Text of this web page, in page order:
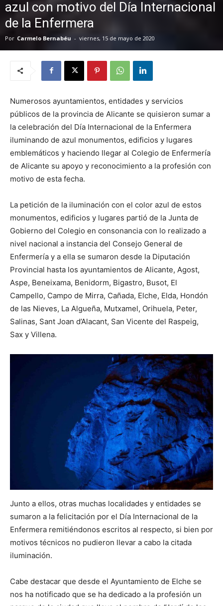
azul con motivo del Día Internacional
de la Enfermera
Por Carmelo Bernabéu - viernes, 15 de mayo de 2020
Numerosos ayuntamientos, entidades y servicios
públicos de la provincia de Alicante se quisieron sumar a
la celebración del Día Internacional de la Enfermera
iluminando de azul monumentos, edificios y lugares
emblemáticos y haciendo llegar al Colegio de Enfermería
de Alicante su apoyo y reconocimiento a la profesión con
motivo de esta fecha.
La petición de la iluminación con el color azul de estos
monumentos, edificios y lugares partió de la Junta de
Gobierno del Colegio en consonancia con lo realizado a
nivel nacional a instancia del Consejo General de
Enfermería y a ella se sumaron desde la Diputación
Provincial has­ta los ayuntamientos de Alicante, Agost,
Aspe, Beneixama, Benidorm, Bigastro, Busot, El
Campello, Campo de Mirra, Cañada, Elche, Elda, Hondón
de las Nieves, La Algueña, Mutxamel, Orihuela, Peter,
Salinas, Sant Joan d’Alacant, San Vicente del Raspeig,
Sax y Villena.
Junto a ellos, otras muchas localidades y entidades se
sumaron a la felicitación por el Día Internacional de la
Enfermera remitiéndonos escritos al respecto, si bien por
motivos técnicos no pudieron llevar a cabo la ci­tada
iluminación.
Cabe destacar que desde el Ayuntamiento de Elche se
nos ha notificado que se ha dedicado a la profesión un